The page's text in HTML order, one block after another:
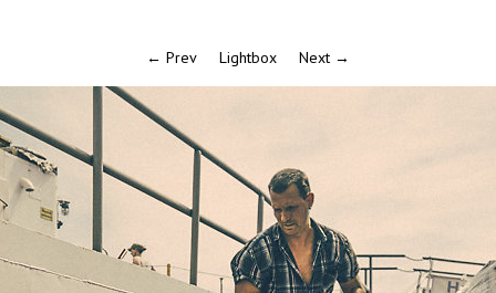
← Prev Lightbox Next →